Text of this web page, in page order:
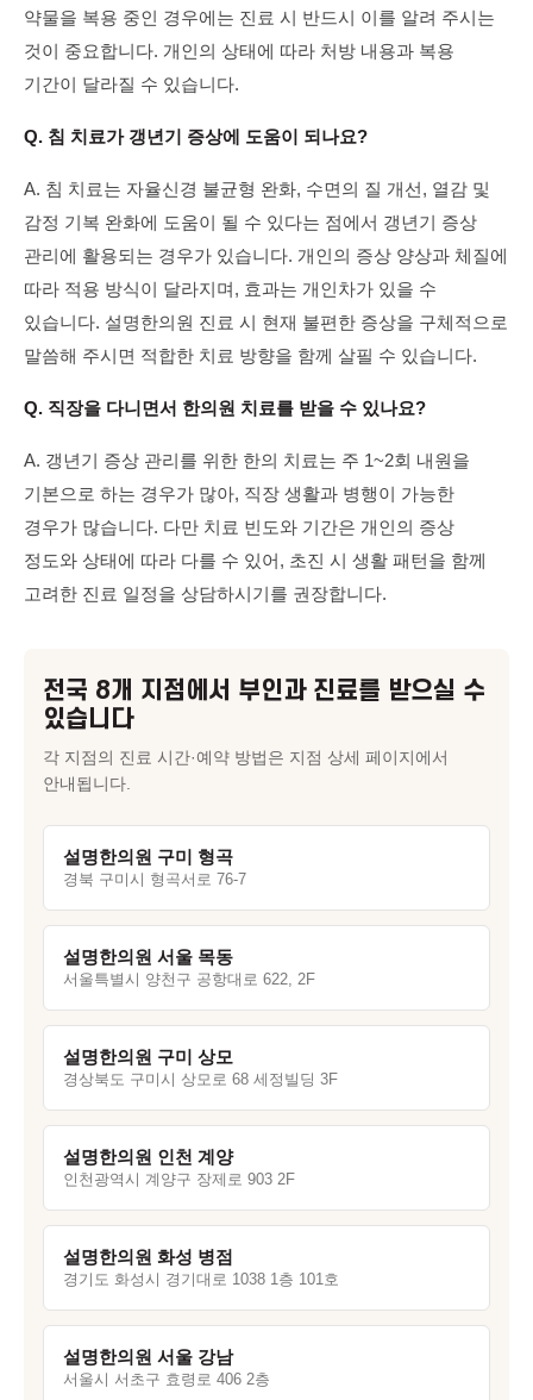
약물을 복용 중인 경우에는 진료 시 반드시 이를 알려 주시는
것이 중요합니다. 개인의 상태에 따라 처방 내용과 복용
기간이 달라질 수 있습니다.
Q. 침 치료가 갱년기 증상에 도움이 되나요?
A. 침 치료는 자율신경 불균형 완화, 수면의 질 개선, 열감 및
감정 기복 완화에 도움이 될 수 있다는 점에서 갱년기 증상
관리에 활용되는 경우가 있습니다. 개인의 증상 양상과 체질에
따라 적용 방식이 달라지며, 효과는 개인차가 있을 수
있습니다. 설명한의원 진료 시 현재 불편한 증상을 구체적으로
말씀해 주시면 적합한 치료 방향을 함께 살필 수 있습니다.
Q. 직장을 다니면서 한의원 치료를 받을 수 있나요?
A. 갱년기 증상 관리를 위한 한의 치료는 주 1~2회 내원을
기본으로 하는 경우가 많아, 직장 생활과 병행이 가능한
경우가 많습니다. 다만 치료 빈도와 기간은 개인의 증상
정도와 상태에 따라 다를 수 있어, 초진 시 생활 패턴을 함께
고려한 진료 일정을 상담하시기를 권장합니다.
전국 8개 지점에서 부인과진료를 받으실 수
있습니다
각 지점의 진료 시간·예약 방법은 지점 상세 페이지에서
안내됩니다.
설명한의원 구미 형곡
경북 구미시 형곡서로 76-7
설명한의원 서울 목동
서울특별시 양천구 공항대로 622, 2F
설명한의원 구미 상모
경상북도 구미시 상모로 68 세정빌딩 3F
설명한의원 인천 계양
인천광역시 계양구 장제로 903 2F
설명한의원 화성 병점
경기도 화성시 경기대로 1038 1층 101호
설명한의원 서울 강남
서울시 서초구 효령로 406 2층